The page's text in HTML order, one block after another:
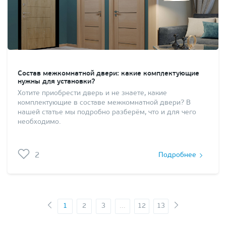
Состав межкомнатной двери: какие комплектующие
нужны для установки?
Хотите приобрести дверь и не знаете, какие
комплектующие в составе межкомнатной двери? В
нашей статье мы подробно разберём, что и для чего
необходимо.
2 Подробнее
1 2 3 ... 12 13